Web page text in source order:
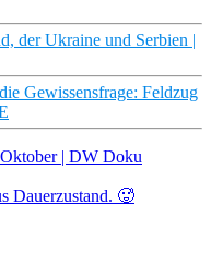
der Ukraine und Serbien |
Gewissensfrage: Feldzug
| DW Doku
Dauerzustand. 🥵